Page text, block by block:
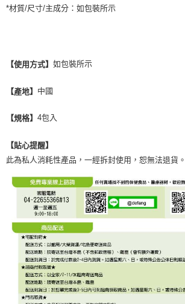
*材質/尺寸/主成分：如包裝所示
【使用方式】 如包裝所示
【產地】 中國
【規格】 4包入
【貼心提醒】
此為私人消耗性產品，一經拆封使用，恕無法退貨。